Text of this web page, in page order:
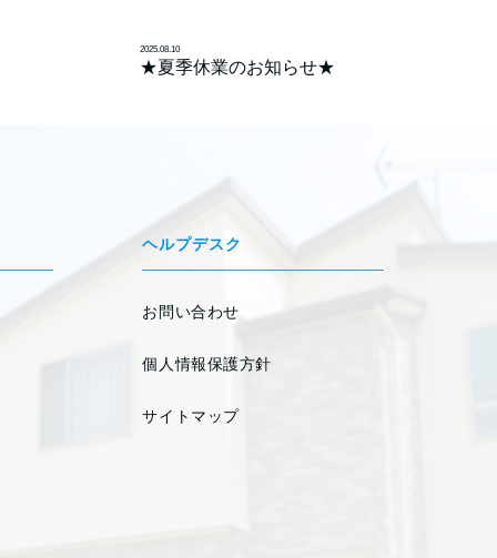
2025.08.10
★夏季休業のお知らせ★
ヘルプデスク
お問い合わせ
個人情報保護方針
サイトマップ